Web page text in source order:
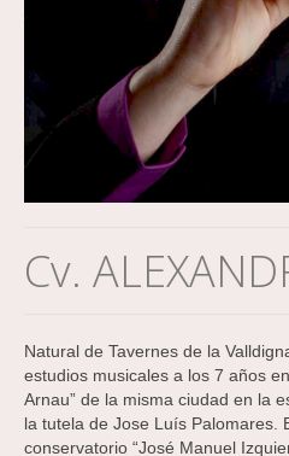
Cv.
Natural de Tavernes de la
estudios musicales a los 7 años
Arnau” de la misma ciudad en la
la tutela de Jose Luís Palomares.
conservatorio “José Manuel